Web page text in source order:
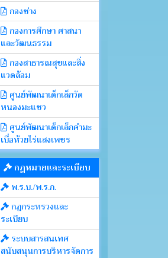
กองช่าง
กองการศึกษา ศาสนา
และวัฒนธรรม
กองสาธารณสุขและสิ่ง
แวดล้อม
ศูนย์พัฒนาเด็กเล็กวัด
หนองมะแซว
ศูนย์พัฒนาเด็กเล็กคำมะ
เบื่อห้วยไร่แสงเพชร
กฎหมายและระเบียบ
พ.ร.บ./พ.ร.ก.
กฎกระทรวงและ
ระเบียบ
ระบบสารสนเทศ
สนับสนุนการบริหารจัดการ